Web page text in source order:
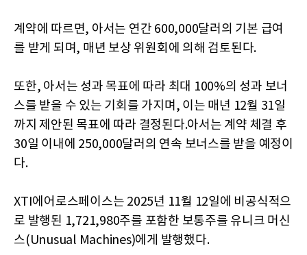
계약에 따르면, 아서는 연간 600,000달러의 기본 급여
를 받게 되며, 매년 보상 위원회에 의해 검토된다.
또한, 아서는 성과 목표에 따라 최대 100%의 성과 보너
스를 받을 수 있는 기회를 가지며, 이는 매년 12월 31일
까지 제안된 목표에 따라 결정된다.아서는 계약 체결 후
30일 이내에 250,000달러의 연속 보너스를 받을 예정이
다.
XTI에어로스페이스는 2025년 11월 12일에 비공식적으
로 발행된 1,721,980주를 포함한 보통주를 유니크 머신
스(Unusual Machines)에게 발행했다.